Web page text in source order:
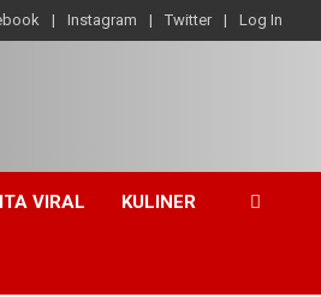
Instagram Twitter Log In
VIRAL KULINER